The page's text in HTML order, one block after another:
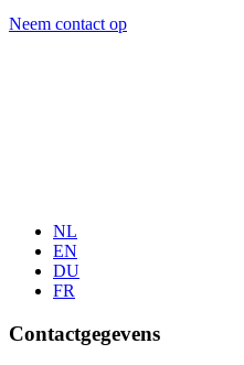
Neem contact op
NL
EN
DU
FR
Contactgegevens